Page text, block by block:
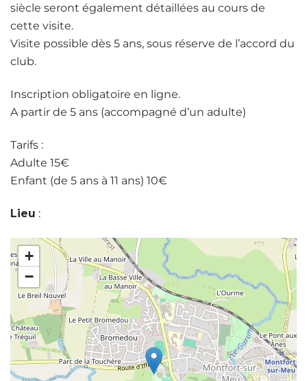
siècle seront également détaillées au cours de
cette visite.
Visite possible dès 5 ans, sous réserve de l’accord du
club.
Inscription obligatoire en ligne.
A partir de 5 ans (accompagné d’un adulte)
Tarifs :
Adulte 15€
Enfant (de 5 ans à 11 ans) 10€
Lieu :
+
−